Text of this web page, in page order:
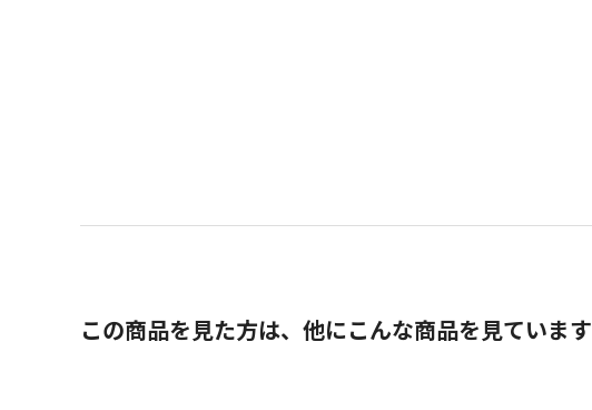
この商品を見た方は、他にこんな商品を見ています